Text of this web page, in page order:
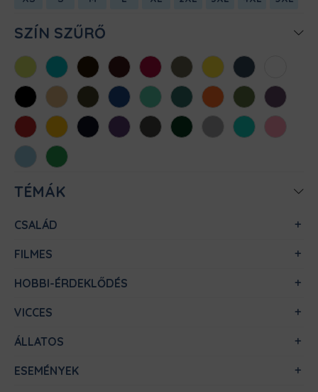
SZÍN SZŰRŐ
AlmazöldAtollkékBarnaBordóChili Cink Citromsárga
Denim
FeketeHomokKhaki KirálykékMentaMéregzöld
NarancsOliva Padlizsán
Piros SárgaSötétkékSötétlilaSötétszürke
SötétzöldSportszürke
Türkiz
Világos
rózsaszín
Világoskék
Zöld
TÉMÁK
CSALÁD
FILMES
HOBBI-ÉRDEKLŐDÉS
VICCES
ÁLLATOS
ESEMÉNYEK